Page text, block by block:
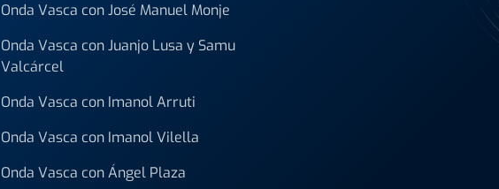
Onda Vasca con José Manuel Monje
Onda Vasca con Juanjo Lusa y Samu
Valcárcel
Onda Vasca con Imanol Arruti
Onda Vasca con Imanol Vilella
Onda Vasca con Ángel Plaza